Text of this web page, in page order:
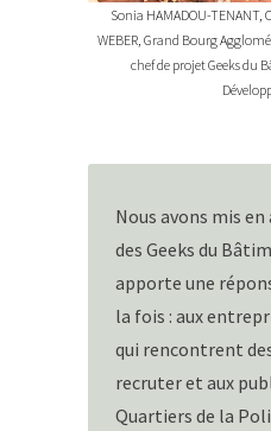
Sonia HAMADOU-TENANT,
WEBER, Grand Bourg
chef de projet Geeks du
Nous avons mis
des Geeks du
apporte une
la fois : aux
qui rencontrent
recruter et aux
Quartiers de la